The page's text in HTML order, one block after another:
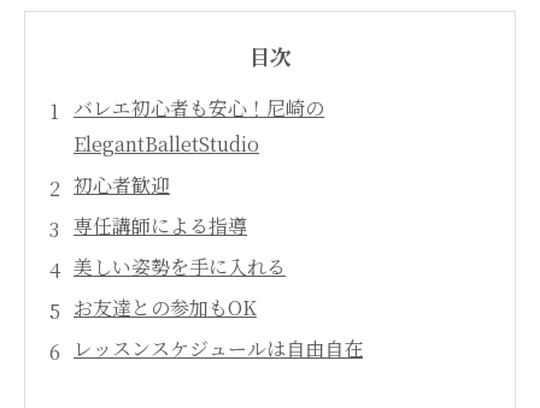
目次
バレエ初心者も安心！尼崎の
ElegantBalletStudio
初心者歓迎
専任講師による指導
美しい姿勢を手に入れる
お友達との参加もOK
レッスンスケジュールは自由自在